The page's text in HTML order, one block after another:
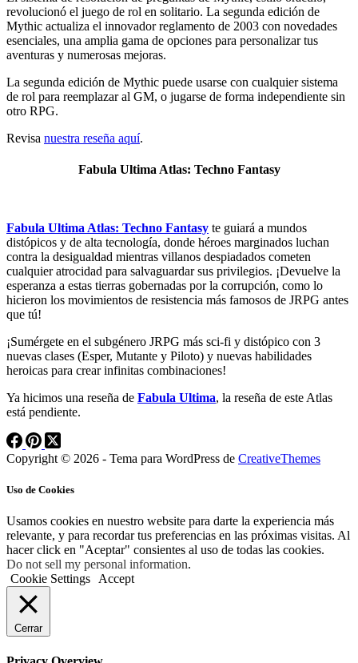
revolucionó el juego de rol en solitario. La segunda edición de
Mythic actualiza el innovador reglamento de 2003 con novedades
esenciales, una amplia gama de opciones para personalizar tus
aventuras y numerosas mejoras.
La segunda edición de Mythic puede usarse con cualquier sistema
de rol para reemplazar al GM, o jugarse de forma independiente sin
otro RPG.
Revisa nuestra reseña aquí.
Fabula Ultima Atlas: Techno Fantasy
Fabula Ultima Atlas: Techno Fantasy te guiará a mundos
distópicos y de alta tecnología, donde héroes marginados luchan
contra la desigualdad mientras villanos despiadados cometen
cualquier atrocidad para salvaguardar sus privilegios. ¡Devuelve la
esperanza a estas tierras gobernadas por la corrupción, como lo
hicieron los movimientos de resistencia más famosos de JRPG antes
que tú!
¡Sumérgete en el subgénero JRPG más sci-fi y distópico con 3
nuevas clases (Esper, Mutante y Piloto) y nuevas habilidades
heroicas para crear infinitas combinaciones!
Ya hicimos una reseña de Fabula Ultima, la reseña de este Atlas
está pendiente.
Copyright © 2026 - Tema para WordPress de CreativeThemes
Uso de Cookies
Usamos cookies en nuestro website para darte la experiencia más
relevante, y para recordar tus preferencias en las próximas visitas. Al
hacer click en "Aceptar" consientes al uso de todas las cookies.
Do not sell my personal information.
Cookie Settings Accept
Cerrar